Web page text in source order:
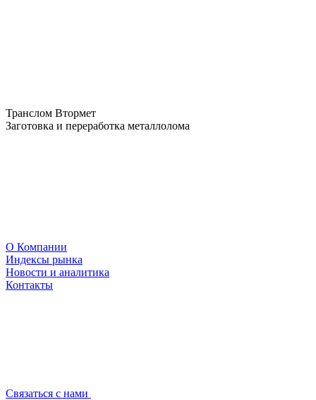
Транслом Втормет
Заготовка и переработка металлолома
О Компании
Индексы рынка
Новости и аналитика
Контакты
Связаться с нами